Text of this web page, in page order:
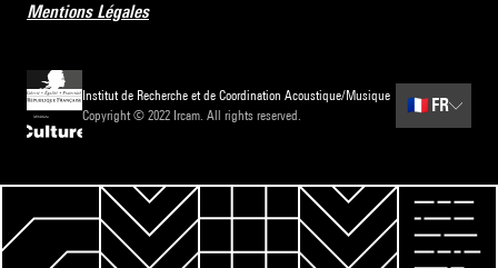
Mentions Légales
Institut de Recherche et de Coordination Acoustique/Musique
Copyright © 2022 Ircam. All rights reserved.
🇫🇷 FR